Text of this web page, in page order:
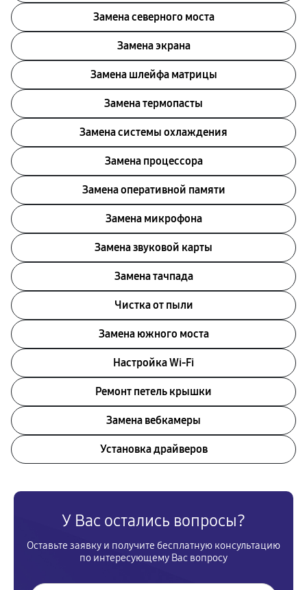
Замена северного моста
Замена экрана
Замена шлейфа матрицы
Замена термопасты
Замена системы охлаждения
Замена процессора
Замена оперативной памяти
Замена микрофона
Замена звуковой карты
Замена тачпада
Чистка от пыли
Замена южного моста
Настройка Wi-Fi
Ремонт петель крышки
Замена вебкамеры
Установка драйверов
У Вас остались вопросы?
Оставьте заявку и получите бесплатную консультацию
по интересующему Вас вопросу